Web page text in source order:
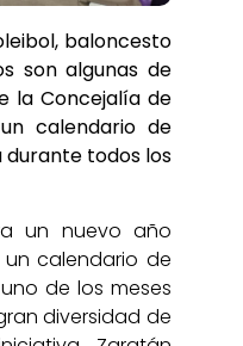
baloncesto
son algunas de
la Concejalía de
calendario de
todos los
un nuevo año
calendario de
de los meses
diversidad de